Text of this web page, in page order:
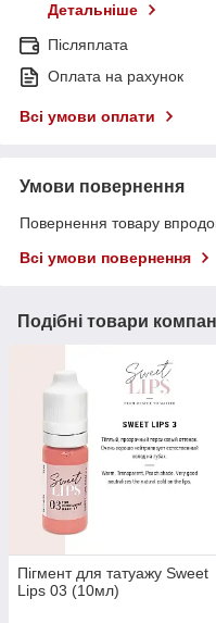
Детальніше
Післяплата
Оплата на рахунок
Всі умови оплати
Умови повернення
Повернення товару
Всі умови повернення
Подібні товари
Пігмент для татуажу Sweet
Lips 03 (10мл)